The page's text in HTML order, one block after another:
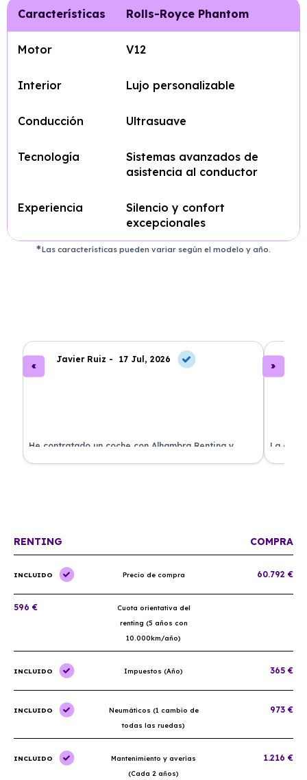
Características Rolls-Royce Phantom
Motor V12
Interior Lujo personalizable
Conducción Ultrasuave
Tecnología
Sistemas avanzados de
asistencia al conductor
Experiencia
Silencio y confort
excepcionales
Las características pueden variar según el modelo y año.
Javier Ruiz - 17 Jul, 2026
He contratado un coche con Alhambra Renting y
estoy impresionado. Todo ha sido transparente y sin
La
RENTING COMPRA
INCLUIDO Precio de compra 60.792 €
596 €
Cuota orientativa del
renting (5 años con
10.000km/año)
INCLUIDO Impuestos (Año) 365 €
INCLUIDO
Neumáticos (1 cambio de
todas las ruedas)
973 €
INCLUIDO
Mantenimiento y averías
(Cada 2 años)
1.216 €